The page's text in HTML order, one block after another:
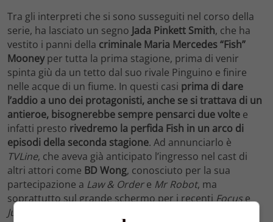
Tra gli interpreti che si sono susseguiti nel corso della
serie, ha lasciato un segno Jada Pinkett Smith, che ha
vestito i panni della criminale Maria Mercedes “Fish”
Mooneyper tutta la prima stagione, prima di venir
spinta giù da un tetto dal suo rivale Pinguino e finire
nelle acque di un fiume. In questi casi prima di dare
l’addio a uno dei protagonisti, anche se si trattava di un
antieroe, bisognerebbe sempre pensarci due volte e
infatti presto rivedremo la perfida Fish in un arco di
episodi della seconda stagione. Ad annunciarlo è
TVLine, che aveva già anticipato l’ingresso nel cast di
altri attori come BD Wong, conosciuto per la sua
partecipazione a Law & Ordere Mr Robot, ma
soprattutto sul grande schermo per i recentiFocuse
Jurassic World